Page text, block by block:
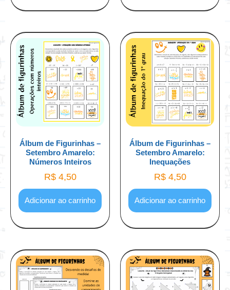
Álbum de Figurinhas –
Setembro Amarelo:
Números Inteiros
R$4,50
Adicionar ao carrinho
Álbum de Figurinhas –
Setembro Amarelo:
Inequações
R$4,50
Adicionar ao carrinho